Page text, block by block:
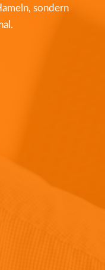
sondern